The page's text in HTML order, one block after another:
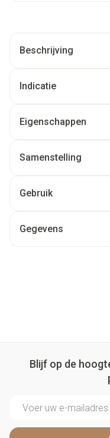
Beschrijving
Indicatie
Eigenschappen
Samenstelling
Gebruik
Gegevens
Blijf op de